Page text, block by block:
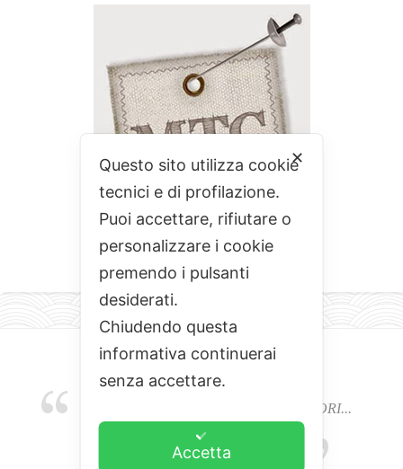
EMOZIONI, COLORI, ODORI E SAPORI...
L'ALCHIMIA DEL BUON CIBO
✕
Questo sito utilizza cookie
tecnici e di profilazione.
Puoi accettare, rifiutare o
personalizzare i cookie
premendo i pulsanti
desiderati.
Chiudendo questa
informativa continuerai
senza accettare.
Accetta